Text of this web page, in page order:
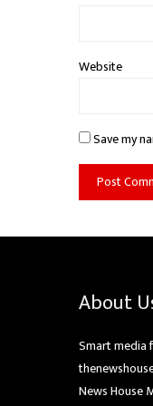
Website
Save my
About
Smart media
News House